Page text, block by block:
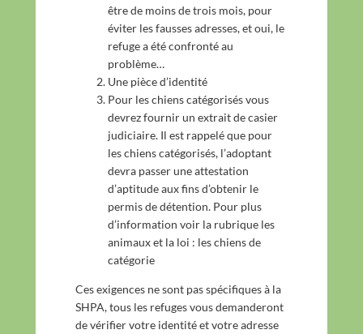
être de moins de trois mois, pour
éviter les fausses adresses, et oui, le
refuge a été confronté au
problème…
Une pièce d’identité
Pour les chiens catégorisés vous
devrez fournir un extrait de casier
judiciaire. Il est rappelé que pour
les chiens catégorisés, l’adoptant
devra passer une attestation
d’aptitude aux fins d’obtenir le
permis de détention. Pour plus
d’information voir la rubrique les
animaux et la loi : les chiens de
catégorie
Ces exigences ne sont pas spécifiques à la
SHPA, tous les refuges vous demanderont
de vérifier votre identité et votre adresse